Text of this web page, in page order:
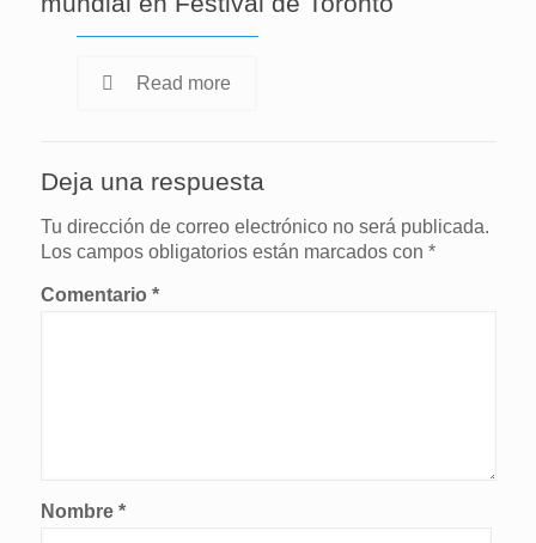
Read more
Deja una respuesta
Tu dirección de correo electrónico no será publicada.
Los campos obligatorios están marcados con *
Comentario *
Nombre *